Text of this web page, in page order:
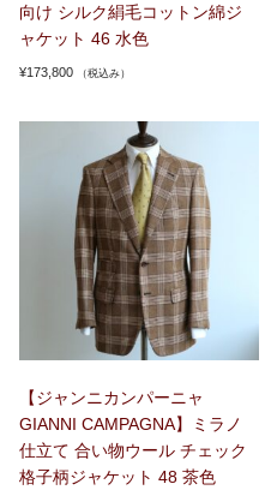
向け シルク絹毛コットン綿ジ
ャケット 46 水色
¥173,800 （税込み）
【ジャンニカンパーニャ
GIANNI CAMPAGNA】ミラノ
仕立て 合い物ウール チェック
格子柄ジャケット 48 茶色